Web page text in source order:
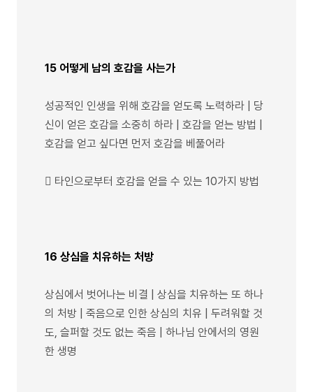
15 어떻게 남의 호감을 사는가
성공적인 인생을 위해 호감을 얻도록 노력하라 | 당
신이 얻은 호감을 소중히 하라 | 호감을 얻는 방법 |
호감을 얻고 싶다면 먼저 호감을 베풀어라
 타인으로부터 호감을 얻을 수 있는 10가지 방법
16 상심을 치유하는 처방
상심에서 벗어나는 비결 | 상심을 치유하는 또 하나
의 처방 | 죽음으로 인한 상심의 치유 | 두려워할 것
도, 슬퍼할 것도 없는 죽음 | 하나님 안에서의 영원
한 생명